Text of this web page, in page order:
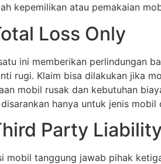
kepemilikan atau pemakaian
Loss Only
ini memberikan perlindungan
rugi. Klaim bisa dilakukan jika
mobil rusak dan kebutuhan
hanya untuk jenis
Party Liability
mobil tanggung jawab pihak